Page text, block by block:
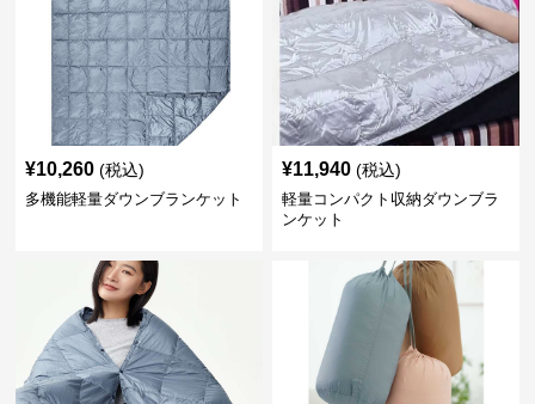
¥10,260 (税込)
多機能軽量ダウンブランケット
¥11,940 (税込)
軽量コンパクト収納ダウンブラ
ンケット